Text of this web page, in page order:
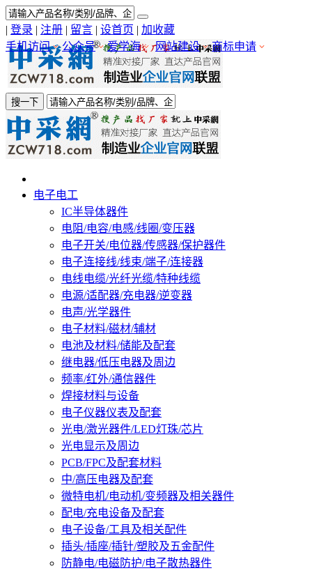
| 登录 | 注册 | 留言 | 设首页 | 加收藏
手机访问
公众号 爱学海 网站建设 商标申请
搜一下
电子电工
IC半导体器件
电阻/电容/电感/线圈/变压器
电子开关/电位器/传感器/保护器件
电子连接线/线束/端子/连接器
电线电缆/光纤光缆/特种线缆
电源/适配器/充电器/逆变器
电声/光学器件
电子材料/磁材/辅材
电池及材料/储能及配套
继电器/低压电器及周边
频率/红外/通信器件
焊接材料与设备
电子仪器仪表及配套
光电/激光器件/LED灯珠/芯片
光电显示及周边
PCB/FPC及配套材料
中/高压电器及配套
微特电机/电动机/变频器及相关器件
配电/充电设备及配套
电子设备/工具及相关配件
插头/插座/插针/塑胶及五金配件
防静电/电磁防护/电子散热器件